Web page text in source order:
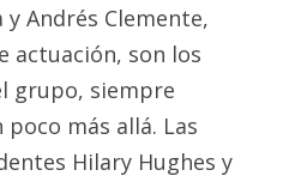
y Andrés Clemente,
actuación, son los
grupo, siempre
más allá. Las
Hilary Hughes y